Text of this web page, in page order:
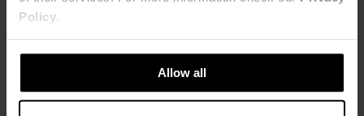
Policy.
Allow all
SOLD OUT
SOLD OUT